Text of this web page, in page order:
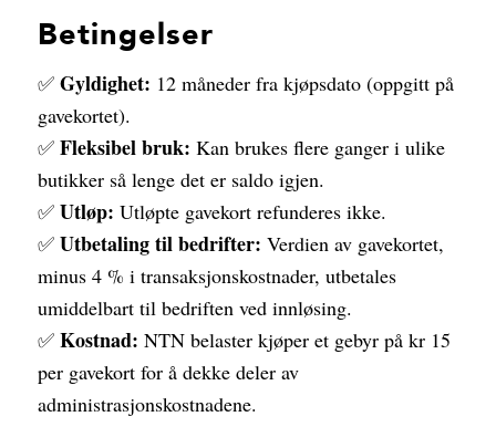
Betingelser
✅ Gyldighet: 12 måneder fra kjøpsdato (oppgitt på
gavekortet).
✅ Fleksibel bruk: Kan brukes flere ganger i ulike
butikker så lenge det er saldo igjen.
✅ Utløp: Utløpte gavekort refunderes ikke.
✅ Utbetaling til bedrifter: Verdien av gavekortet,
minus 4 % i transaksjonskostnader, utbetales
umiddelbart til bedriften ved innløsing.
✅ Kostnad: NTN belaster kjøper et gebyr på kr 15
per gavekort for å dekke deler av
administrasjonskostnadene.